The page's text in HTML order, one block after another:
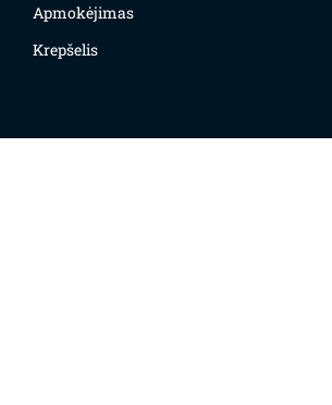
Apmokėjimas
Krepšelis